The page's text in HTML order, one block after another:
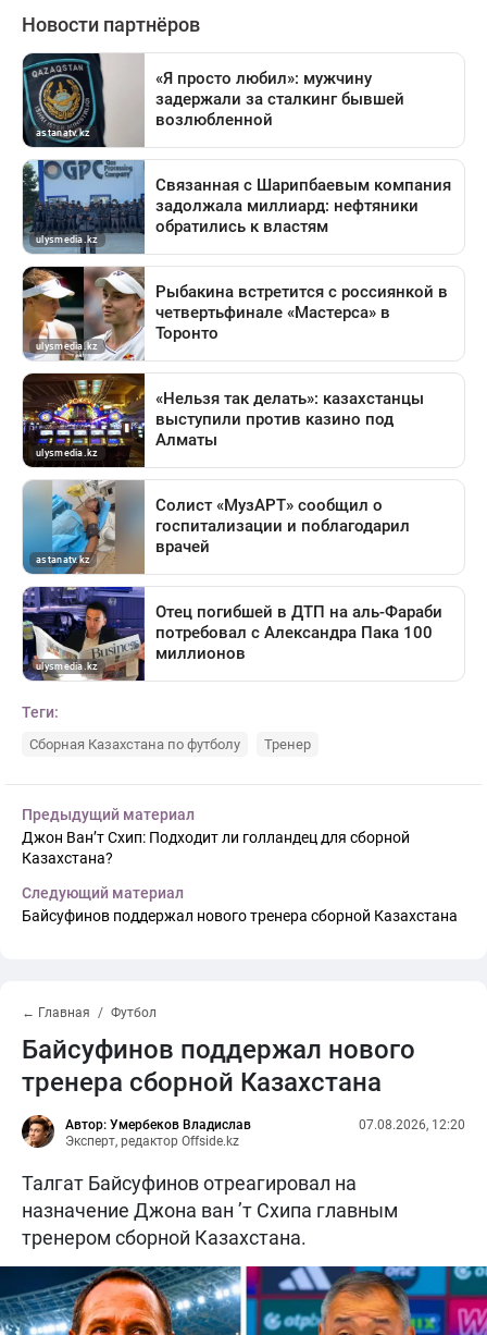
Теги:
Сборная Казахстана по футболу Тренер
Предыдущий материал
Джон Ван’т Схип: Подходит ли голландец для сборной
Казахстана?
Следующий материал
Байсуфинов поддержал нового тренера сборной Казахстана
← Главная Футбол
Байсуфинов поддержал нового
тренера сборной Казахстана
Автор: Умербеков Владислав
Эксперт, редактор Offside.kz
07.08.2026, 12:20
Талгат Байсуфинов отреагировал на
назначение Джона ван ’т Схипа главным
тренером сборной Казахстана.